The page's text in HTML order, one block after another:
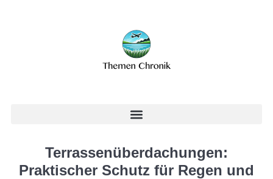
Terrassenüberdachungen:
Praktischer Schutz für Regen und